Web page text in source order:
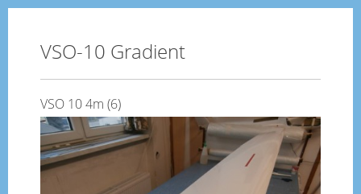
VSO-10 Gradient
VSO 10 4m (6)